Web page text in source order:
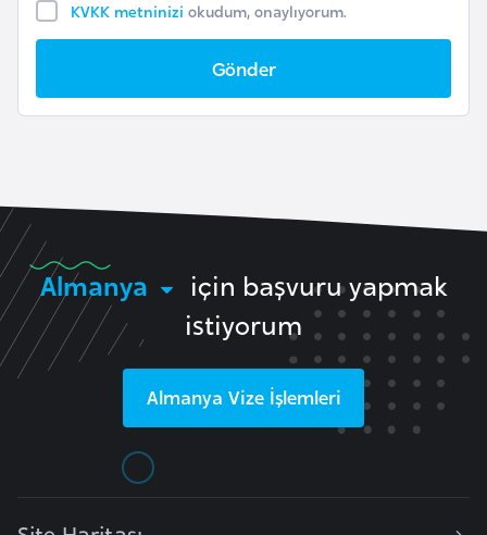
KVKK metninizi okudum, onaylıyorum.
Gönder
Almanya
için başvuru yapmak
istiyorum
Almanya Vize İşlemleri
F
a
o
Ç
k
C